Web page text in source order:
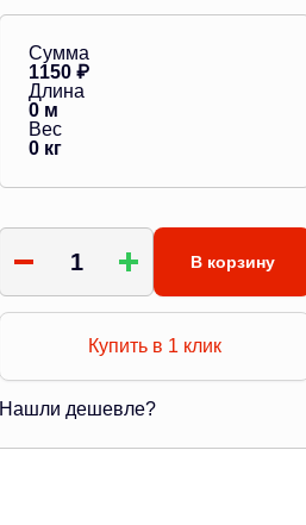
Сумма
1150 ₽
Длина
0 м
Вес
0 кг
В корзину
Купить в 1 клик
Нашли дешевле?